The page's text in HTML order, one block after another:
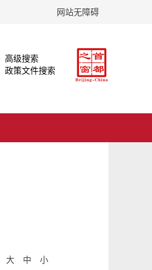
网站无障碍
高级搜索
政策文件搜索
大 中 小